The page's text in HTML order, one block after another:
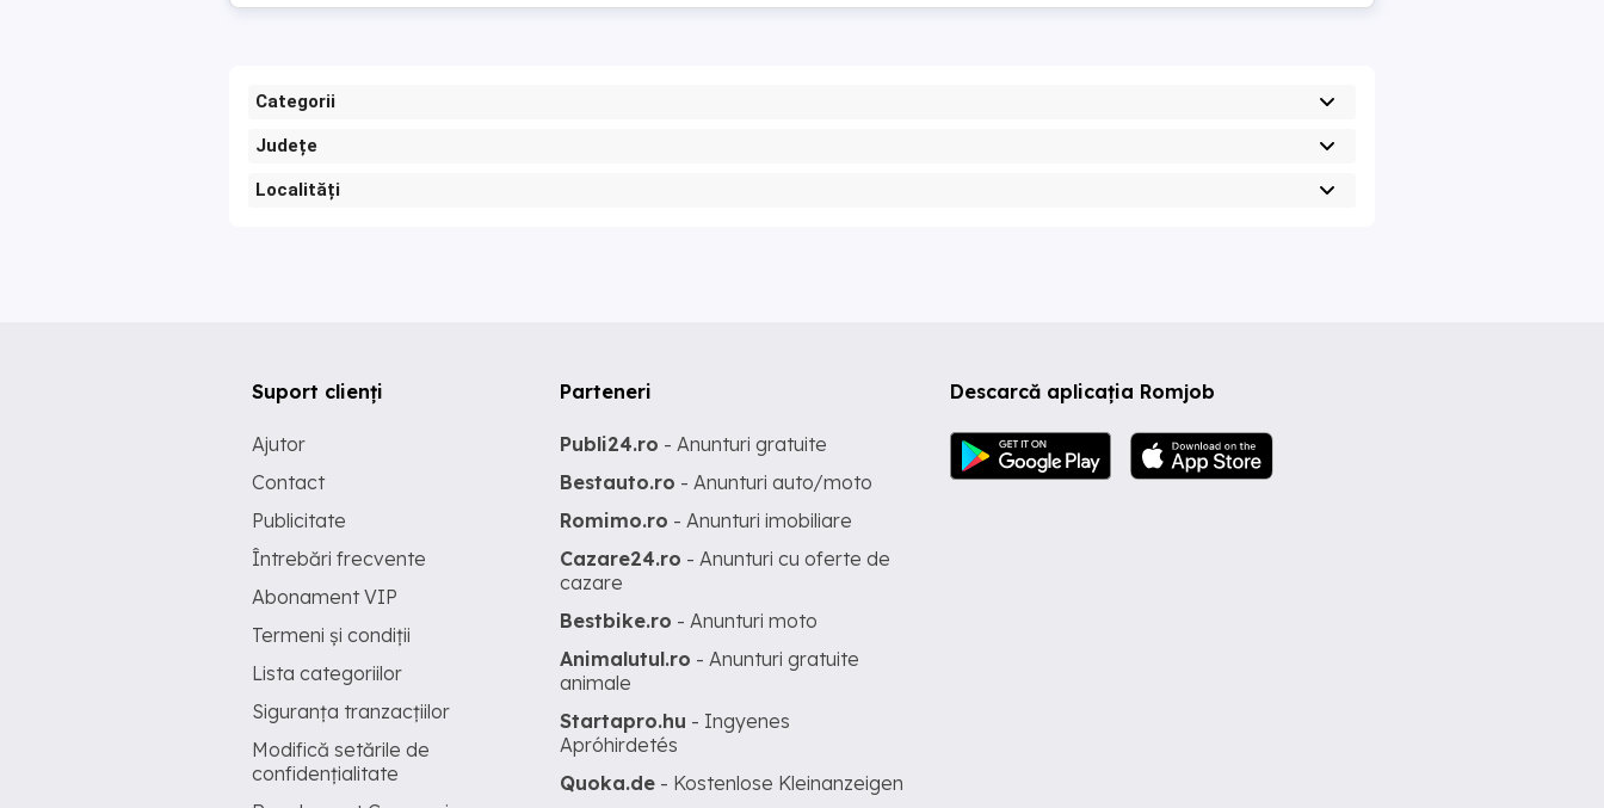
Categorii
Județe
Localități
Descarcă aplicația Romjob
Suport clienți
Ajutor
Contact
Publicitate
Întrebări frecvente
Abonament VIP
Termeni și condiții
Lista categoriilor
Siguranța tranzacțiilor
Modifică setările de
confidențialitate
Parteneri
Publi24.ro - Anunturi gratuite
Bestauto.ro - Anunturi auto/moto
Romimo.ro - Anunturi imobiliare
Cazare24.ro - Anunturi cu oferte de
cazare
Bestbike.ro - Anunturi moto
Animalutul.ro - Anunturi gratuite
animale
Startapro.hu - Ingyenes
Apróhirdetés
Quoka.de - Kostenlose Kleinanzeigen